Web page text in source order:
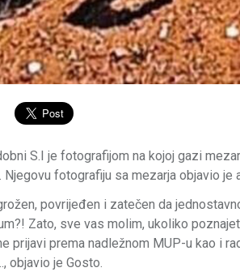
S.I je fotografijom na kojoj gazi
Njegovu fotografiju sa mezarja objavio je
povrijeđen i zatečen da
Zato, sve vas molim, ukoliko
prijavi prema nadležnom MUP-u kao i
objavio je Gosto.